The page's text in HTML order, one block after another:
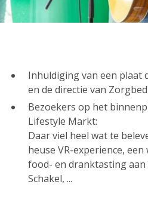
Inhuldiging van een plaat
en de directie van
Bezoekers op het
Lifestyle Markt:
Daar viel heel wat te
heuse VR-experience,
food- en dranktasting
Schakel, ...